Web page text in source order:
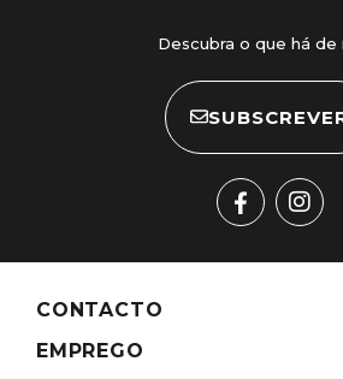
Descubra o que há de
CONTACTO
EMPREGO